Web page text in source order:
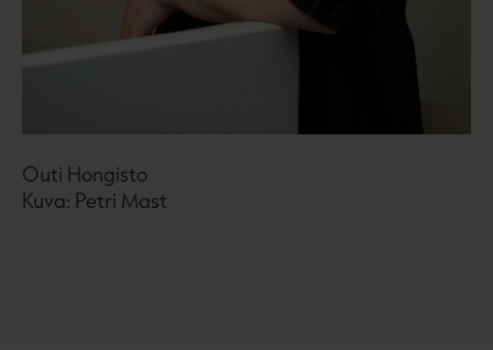
Outi Hongisto
Kuva: Petri Mast